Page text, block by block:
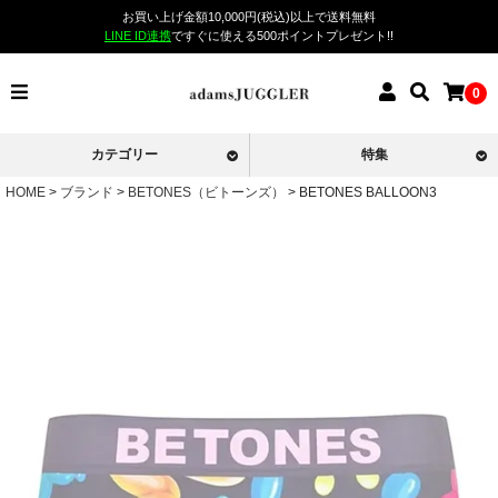
お買い上げ金額10,000円(税込)以上で送料無料
LINE ID連携ですぐに使える500ポイントプレゼント!!
0
カテゴリー 特集
HOME ブランド BETONES（ビトーンズ） BETONES BALLOON3